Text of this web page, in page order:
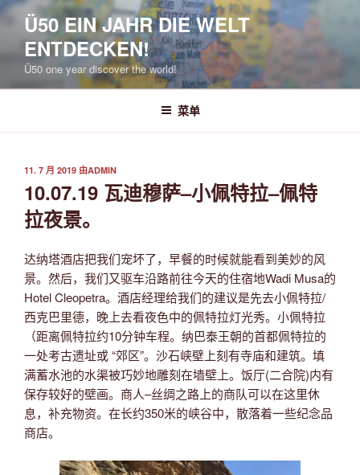
跳
Ü50 EIN JAHR DIE WELT
ENTDECKEN!
Ü50 one year discover the world!
菜单
发
于
11. 7 月 2019 由ADMIN
10.07.19 瓦迪穆萨–小佩特拉–佩特
拉夜景。
达纳塔酒店把我们宠坏了，早餐的时候就能看到美妙的风
景。然后，我们又驱车沿路前往今天的住宿地Wadi Musa的
Hotel Cleopetra。酒店经理给我们的建议是先去小佩特拉/
西克巴里德，晚上去看夜色中的佩特拉灯光秀。小佩特拉
（距离佩特拉约10分钟车程。纳巴泰王朝的首都佩特拉的
一处考古遗址或 “郊区”。沙石峡壁上刻有寺庙和建筑。填
满蓄水池的水渠被巧妙地雕刻在墙壁上。饭厅(二合院)内有
保存较好的壁画。商人–丝绸之路上的商队可以在这里休
息，补充物资。在长约350米的峡谷中，散落着一些纪念品
商店。